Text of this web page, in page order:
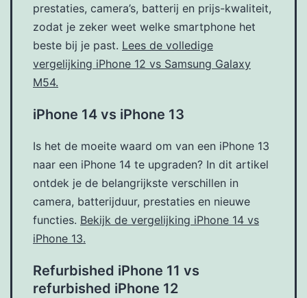
prestaties, camera’s, batterij en prijs-kwaliteit,
zodat je zeker weet welke smartphone het
beste bij je past. Lees de volledige
vergelijking iPhone 12 vs Samsung Galaxy
M54.
iPhone 14 vs iPhone 13
Is het de moeite waard om van een iPhone 13
naar een iPhone 14 te upgraden? In dit artikel
ontdek je de belangrijkste verschillen in
camera, batterijduur, prestaties en nieuwe
functies. Bekijk de vergelijking iPhone 14 vs
iPhone 13.
Refurbished iPhone 11 vs
refurbished iPhone 12